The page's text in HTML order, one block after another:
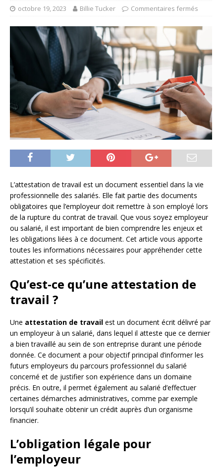
octobre 19, 2023 Billie Tucker Commentaires fermés
L’attestation de travail est un document essentiel dans la vie
professionnelle des salariés. Elle fait partie des documents
obligatoires que l’employeur doit remettre à son employé lors
de la rupture du contrat de travail. Que vous soyez employeur
ou salarié, il est important de bien comprendre les enjeux et
les obligations liées à ce document. Cet article vous apporte
toutes les informations nécessaires pour appréhender cette
attestation et ses spécificités.
Qu’est-ce qu’une attestation de
travail ?
Une attestation de travail est un document écrit délivré par
un employeur à un salarié, dans lequel il atteste que ce dernier
a bien travaillé au sein de son entreprise durant une période
donnée. Ce document a pour objectif principal d’informer les
futurs employeurs du parcours professionnel du salarié
concerné et de justifier son expérience dans un domaine
précis. En outre, il permet également au salarié d’effectuer
certaines démarches administratives, comme par exemple
lorsqu’il souhaite obtenir un crédit auprès d’un organisme
financier.
L’obligation légale pour
l’employeur